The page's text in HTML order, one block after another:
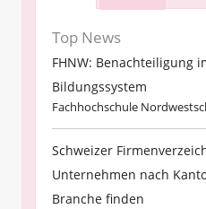
Top News
FHNW: Benachteiligung
Bildungssystem
Fachhochschule
Schweizer
Unternehmen nach
Branche finden